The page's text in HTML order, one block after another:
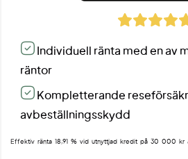
Individuell ränta med en av
räntor
Kompletterande
avbeställningsskydd
Effektiv ränta 18,91 % vid utnyttjad kredit på 30 000 kr